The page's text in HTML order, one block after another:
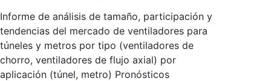
Informe de análisis de tamaño, participación y
tendencias del mercado de ventiladores para
túneles y metros por tipo (ventiladores de
chorro, ventiladores de flujo axial) por
aplicación (túnel, metro) Pronósticos